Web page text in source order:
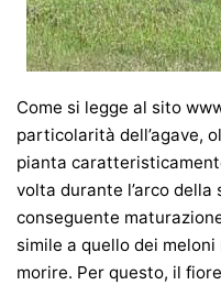
Come si legge al sito
particolarità dell’agave,
pianta
volta durante l’arco
conseguente
simile a quello dei
morire. Per questo, il